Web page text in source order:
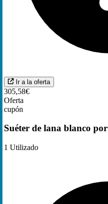
Ir a la oferta
305,58€
Oferta
cupón
Suéter de lana blanco por
1 Utilizado